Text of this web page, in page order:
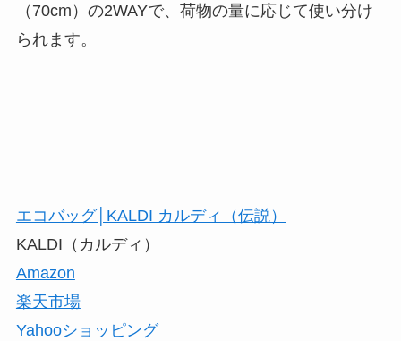
（70cm）の2WAYで、荷物の量に応じて使い分け
られます。
エコバッグ│KALDI カルディ（伝説）
KALDI（カルディ）
Amazon
楽天市場
Yahooショッピング